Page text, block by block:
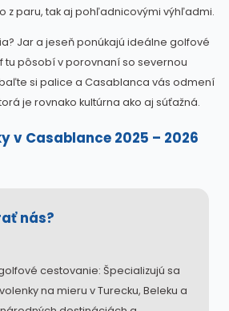
z paru, tak aj pohľadnicovými výhľadmi.
Jar a jeseň ponúkajú ideálne golfové
tu pôsobí v porovnaní so severnou
si palice a Casablanca vás odmení
je rovnako kultúrna ako aj súťažná.
v Casablance 2025 – 2026
nás?
cestovanie: Špecializujú sa
na mieru v Turecku, Beleku a